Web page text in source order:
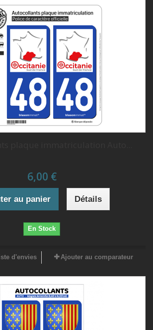
6,00 €
au panier Détails
En Stock
d'envies Ajouter au comparateur